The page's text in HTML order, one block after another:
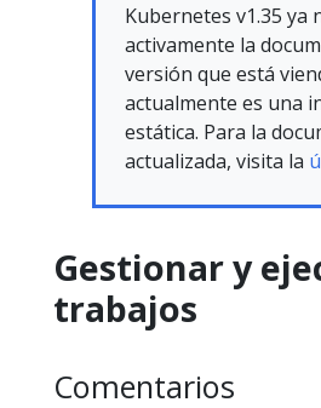
Kubernetes v1.35 ya
activamente la
versión que está
actualmente es una
estática. Para la
actualizada, visita la
Gestionar y
trabajos
Comentarios